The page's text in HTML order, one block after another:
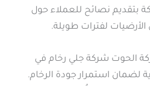
بتقديم نصائح للعملاء حول
لفترات طويلة.
الحوت شركة جلي رخام في
لضمان استمرار جودة الرخام.